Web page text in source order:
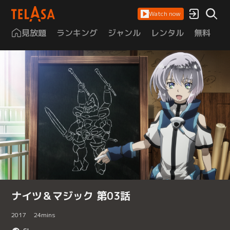
Watch now
見放題 ランキング ジャンル レンタル 無料
ナイツ＆マジック 第03話
2017 24mins